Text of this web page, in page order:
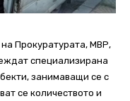
Прокуратурата, МВР,
специализирана
занимаващи се с
се количеството и